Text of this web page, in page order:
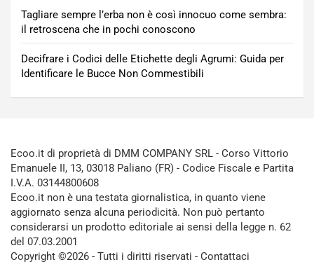
Tagliare sempre l’erba non è così innocuo come sembra:
il retroscena che in pochi conoscono
Decifrare i Codici delle Etichette degli Agrumi: Guida per
Identificare le Bucce Non Commestibili
Ecoo.it di proprietà di DMM COMPANY SRL - Corso Vittorio
Emanuele II, 13, 03018 Paliano (FR) - Codice Fiscale e Partita
I.V.A. 03144800608
Ecoo.it non è una testata giornalistica, in quanto viene
aggiornato senza alcuna periodicità. Non può pertanto
considerarsi un prodotto editoriale ai sensi della legge n. 62
del 07.03.2001
Copyright ©2026 - Tutti i diritti riservati - Contattaci